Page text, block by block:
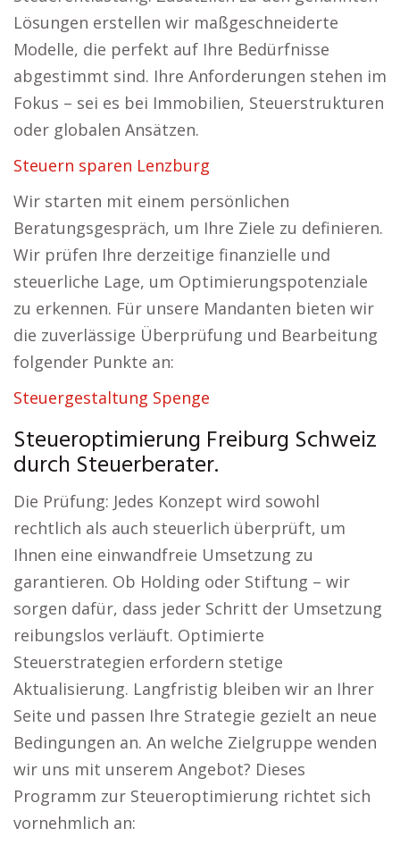
Lösungen erstellen wir maßgeschneiderte
Modelle, die perfekt auf Ihre Bedürfnisse
abgestimmt sind. Ihre Anforderungen stehen im
Fokus – sei es bei Immobilien, Steuerstrukturen
oder globalen Ansätzen.
Steuern sparen Lenzburg
Wir starten mit einem persönlichen
Beratungsgespräch, um Ihre Ziele zu definieren.
Wir prüfen Ihre derzeitige finanzielle und
steuerliche Lage, um Optimierungspotenziale
zu erkennen. Für unsere Mandanten bieten wir
die zuverlässige Überprüfung und Bearbeitung
folgender Punkte an:
Steuergestaltung Spenge
Steueroptimierung Freiburg Schweiz
durch Steuerberater.
Die Prüfung: Jedes Konzept wird sowohl
rechtlich als auch steuerlich überprüft, um
Ihnen eine einwandfreie Umsetzung zu
garantieren. Ob Holding oder Stiftung – wir
sorgen dafür, dass jeder Schritt der Umsetzung
reibungslos verläuft. Optimierte
Steuerstrategien erfordern stetige
Aktualisierung. Langfristig bleiben wir an Ihrer
Seite und passen Ihre Strategie gezielt an neue
Bedingungen an. An welche Zielgruppe wenden
wir uns mit unserem Angebot? Dieses
Programm zur Steueroptimierung richtet sich
vornehmlich an: